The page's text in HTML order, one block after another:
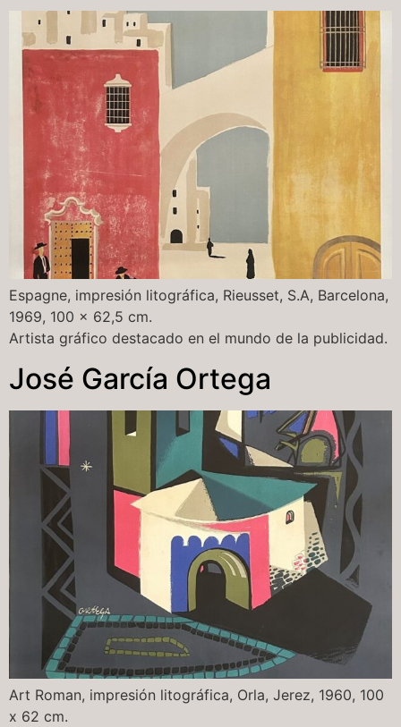
Espagne, impresión litográfica, Rieusset, S.A, Barcelona,
1969, 100 x 62,5 cm.
Artista gráfico destacado en el mundo de la publicidad.
José García Ortega
Art Roman, impresión litográfica, Orla, Jerez, 1960, 100
x 62 cm.